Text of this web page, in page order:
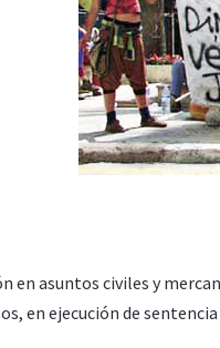
en asuntos civiles y
en ejecución de